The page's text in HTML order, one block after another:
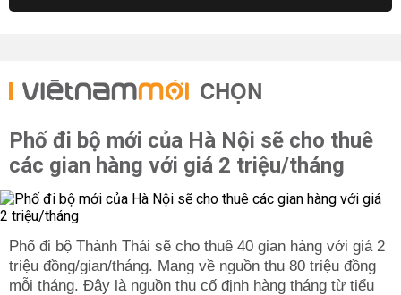
CHỌN
Phố đi bộ mới của Hà Nội sẽ cho thuê
các gian hàng với giá 2 triệu/tháng
Phố đi bộ Thành Thái sẽ cho thuê 40 gian hàng với giá 2
triệu đồng/gian/tháng. Mang về nguồn thu 80 triệu đồng
mỗi tháng. Đây là nguồn thu cố định hàng tháng từ tiểu